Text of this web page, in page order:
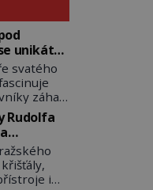
unikátní
dostal
svatého
záhad
Tato
je
Rudolfa
i